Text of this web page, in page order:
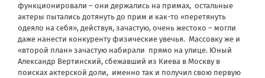
функционировали – они держались на примах, остальные
актеры пытались дотянуть до прим и как-то «перетянуть
одеяло на себя», действуя, зачастую, очень жестоко – могли
даже нанести конкуренту физические увечья. Массовку же и
«второй план» зачастую набирали прямо на улице. Юный
Александр Вертинский, сбежавший из Киева в Москву в
поисках актерской доли, именно так и получил свою первую